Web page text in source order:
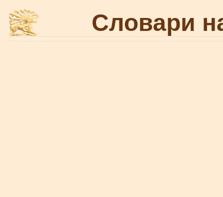
Словари